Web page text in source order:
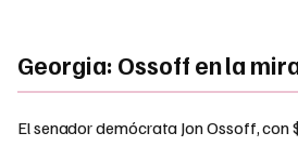
Georgia: Ossoff en la
El senador demócrata Jon Ossoff, con